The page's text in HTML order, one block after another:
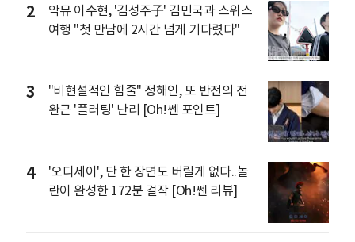
2
악뮤 이수현, '김성주子' 김민국과 스위스
여행 "첫 만남에 2시간 넘게 기다렸다"
3
"비현설적인 힘줄" 정해인, 또 반전의 전
완근 '플러팅' 난리 [Oh!쎈 포인트]
4
'오디세이', 단 한 장면도 버릴게 없다..놀
란이 완성한 172분 걸작 [Oh!쎈 리뷰]